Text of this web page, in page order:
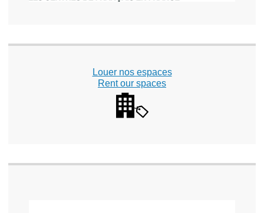
Louer nos espaces
Rent our spaces